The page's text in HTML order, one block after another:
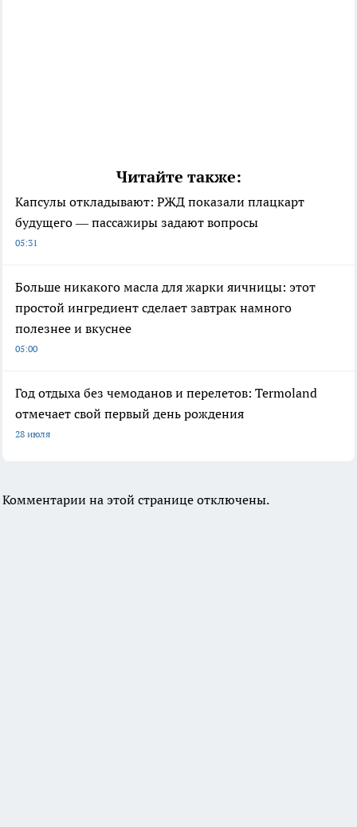
Читайте также:
Капсулы откладывают: РЖД показали плацкарт
будущего — пассажиры задают вопросы
05:31
Больше никакого масла для жарки яичницы: этот
простой ингредиент сделает завтрак намного
полезнее и вкуснее
05:00
Год отдыха без чемоданов и перелетов: Termoland
отмечает свой первый день рождения
28 июля
Комментарии на этой странице отключены.